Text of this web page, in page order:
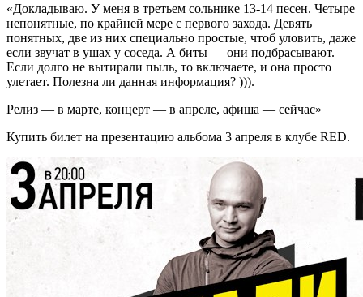
«Докладываю. У меня в третьем сольнике 13-14 песен. Четыре
непонятные, по крайней мере с первого захода. Девять
понятных, две из них специально простые, чтоб уловить, даже
если звучат в ушах у соседа. А биты — они подбрасывают.
Если долго не вытирали пыль, то включаете, и она просто
улетает. Полезна ли данная информация? ))).
Релиз — в марте, концерт — в апреле, афиша — сейчас»
Купить билет на презентацию альбома 3 апреля в клубе RED.